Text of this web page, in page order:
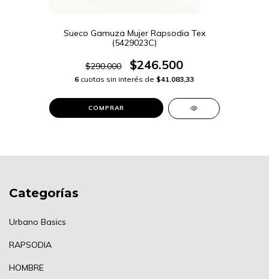
Sueco Gamuza Mujer Rapsodia Tex
(5429023C)
$290.000 $246.500
6 cuotas sin interés de $41.083,33
COMPRAR
Categorías
Urbano Basics
RAPSODIA
HOMBRE